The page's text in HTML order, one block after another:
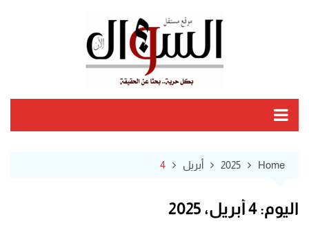
Home
2025 أبريل 4
اليوم:4 أبريل، 2025